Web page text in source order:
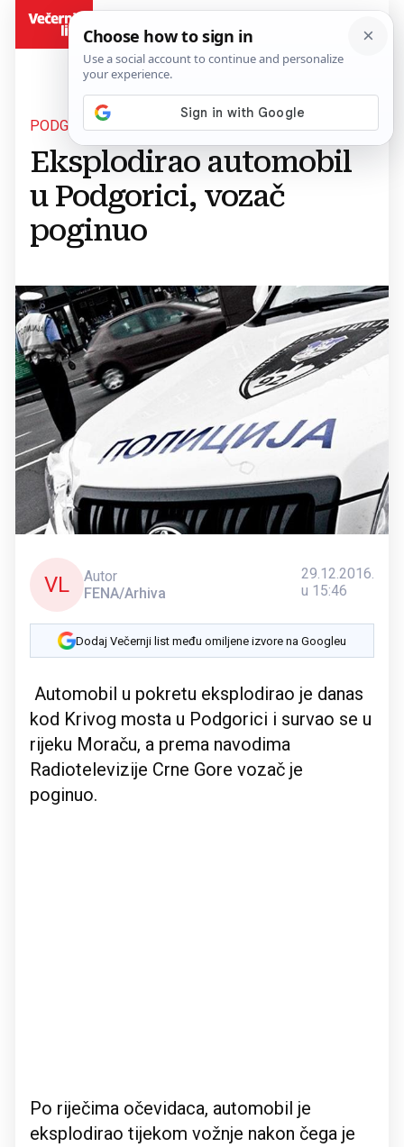
PODGORICA
Eksplodirao automobil
u Podgorici, vozač
poginuo
VL
Autor
FENA/Arhiva
29.12.2016.
u 15:46
Dodaj Večernji list među omiljene izvore na Googleu
Automobil u pokretu eksplodirao je danas
kod Krivog mosta u Podgorici i survao se u
rijeku Moraču, a prema navodima
Radiotelevizije Crne Gore vozač je
poginuo.
Po riječima očevidaca, automobil je
eksplodirao tijekom vožnje nakon čega je